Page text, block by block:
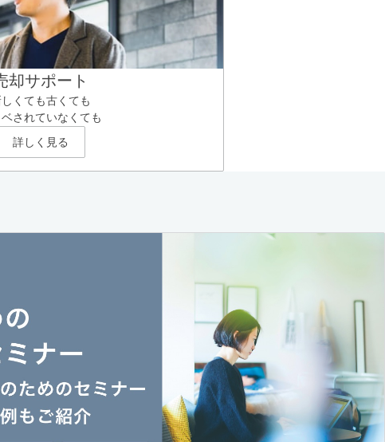
却サポート
しくても古くても
ベされていなくても
詳しく見る